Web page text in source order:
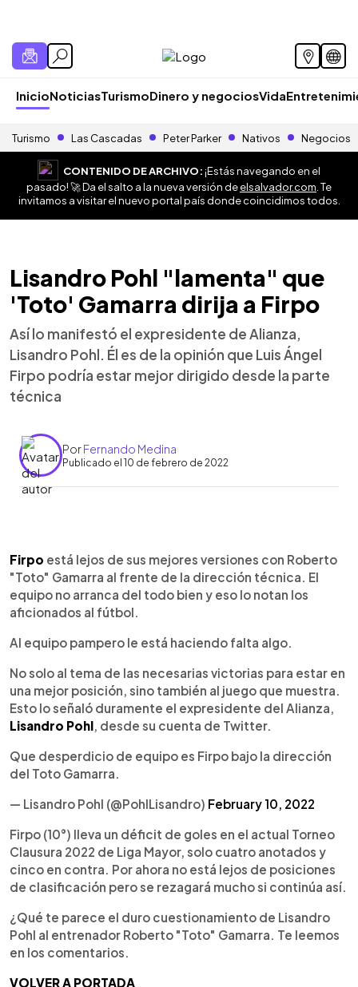
InicioNoticiasTurismoDinero y negociosVida
Turismo Las Cascadas Peter Parker Nativos Negocios
CONTENIDO DE ARCHIVO:¡Estás navegando en el
pasado! 🚀 Da el salto a la nueva versión deelsalvador.com . Te
invitamos a visitar el nuevo portal país donde coincidimos todos.
Lisandro Pohl "lamenta" que
'Toto' Gamarra dirija a Firpo
Así lo manifestó el expresidente de Alianza,
Lisandro Pohl. Él es de la opinión que Luis Ángel
Firpo podría estar mejor dirigido desde la parte
técnica
PorFernando Medina
Publicado el 10 de febrero de 2022
Escuchar artículo
Firpo está lejos de sus mejores versiones con Roberto
"Toto" Gamarra al frente de la dirección técnica. El
equipo no arranca del todo bien y eso lo notan los
aficionados al fútbol.
Al equipo pampero le está haciendo falta algo.
No solo al tema de las necesarias victorias para estar en
una mejor posición, sino también al juego que muestra.
Esto lo señaló duramente el expresidente del Alianza,
Lisandro Pohl, desde su cuenta de Twitter.
Que desperdicio de equipo es Firpo bajo la dirección
del Toto Gamarra.
— Lisandro Pohl (@PohlLisandro) February 10, 2022
Firpo (10°) lleva un déficit de goles en el actual Torneo
Clausura 2022 de Liga Mayor, solo cuatro anotados y
cinco en contra. Por ahora no está lejos de posiciones
de clasificación pero se rezagará mucho si continúa así.
¿Qué te parece el duro cuestionamiento de Lisandro
Pohl al entrenador Roberto "Toto" Gamarra. Te leemos
en los comentarios.
VOLVER A PORTADA